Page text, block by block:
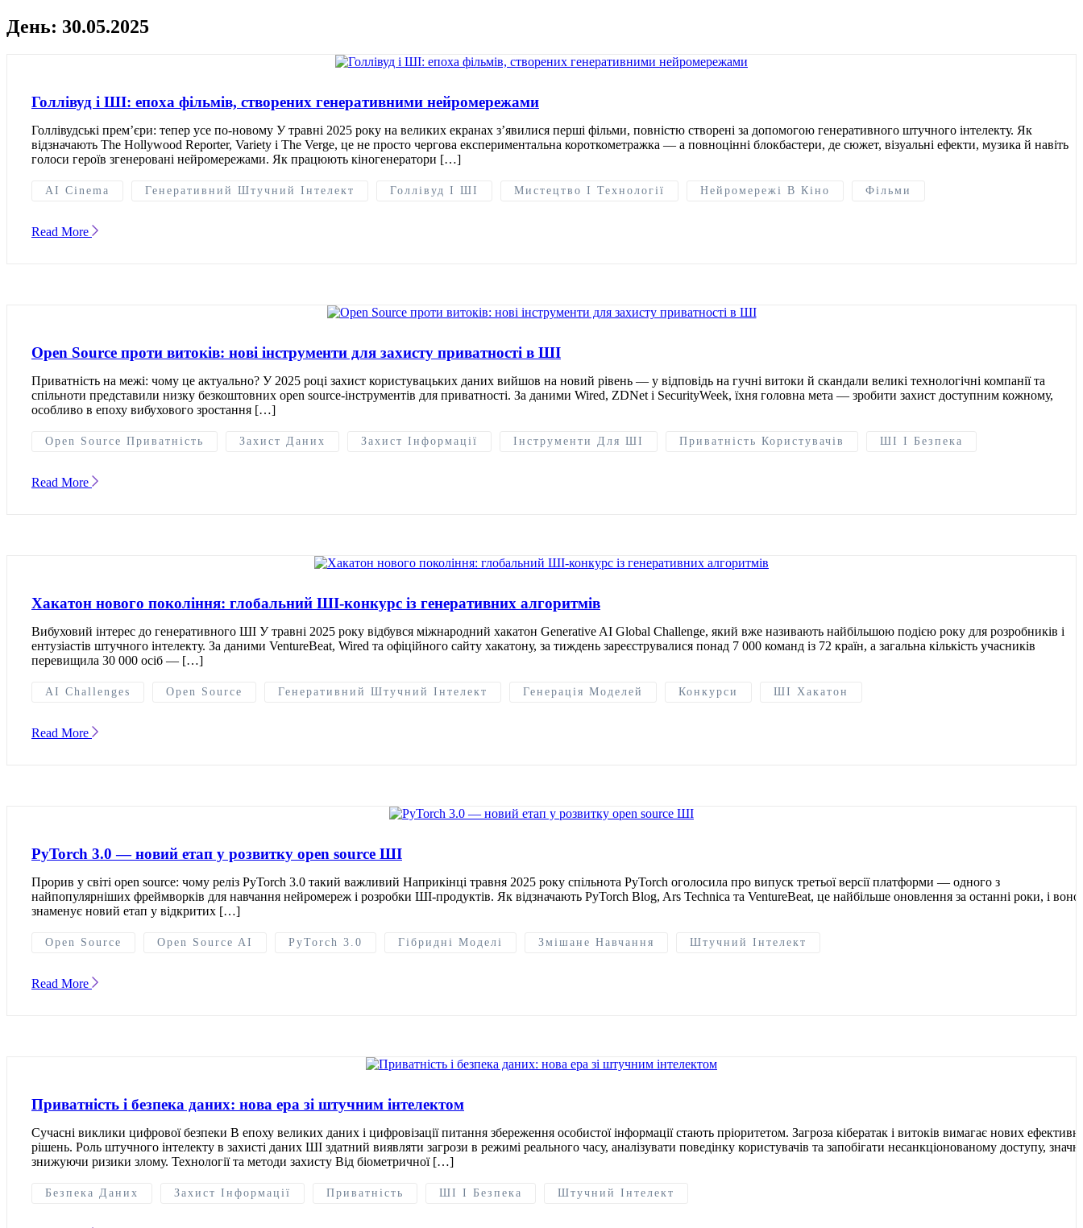
День: 30.05.2025
Голлівуд і ШІ: епоха фільмів, створених генеративними нейромережами
Голлівудські прем’єри: тепер усе по-новому У травні 2025 року на великих екранах з’явилися перші фільми, повністю створені за допомогою генеративного штучного інтелекту. Як
відзначають The Hollywood Reporter, Variety і The Verge, це не просто чергова експериментальна короткометражка — а повноцінні блокбастери, де сюжет, візуальні ефекти, музика й навіть
голоси героїв згенеровані нейромережами. Як працюють кіногенератори […]
AI Cinema Генеративний Штучний Інтелект Голлівуд І ШІ Мистецтво І Технології Нейромережі В Кіно Фільми
Read More
Open Source проти витоків: нові інструменти для захисту приватності в ШІ
Приватність на межі: чому це актуально? У 2025 році захист користувацьких даних вийшов на новий рівень — у відповідь на гучні витоки й скандали великі технологічні компанії та
спільноти представили низку безкоштовних open source-інструментів для приватності. За даними Wired, ZDNet і SecurityWeek, їхня головна мета — зробити захист доступним кожному,
особливо в епоху вибухового зростання […]
Open Source Приватність Захист Даних Захист Інформації Інструменти Для ШІ Приватність Користувачів ШІ І Безпека
Read More
Хакатон нового покоління: глобальний ШІ-конкурс із генеративних алгоритмів
Вибуховий інтерес до генеративного ШІ У травні 2025 року відбувся міжнародний хакатон Generative AI Global Challenge, який вже називають найбільшою подією року для розробників і
ентузіастів штучного інтелекту. За даними VentureBeat, Wired та офіційного сайту хакатону, за тиждень зареєструвалися понад 7 000 команд із 72 країн, а загальна кількість учасників
перевищила 30 000 осіб — […]
AI Challenges Open Source Генеративний Штучний Інтелект Генерація Моделей Конкурси ШІ Хакатон
Read More
PyTorch 3.0 — новий етап у розвитку open source ШІ
Прорив у світі open source: чому реліз PyTorch 3.0 такий важливий Наприкінці травня 2025 року спільнота PyTorch оголосила про випуск третьої версії платформи — одного з
найпопулярніших фреймворків для навчання нейромереж і розробки ШІ-продуктів. Як відзначають PyTorch Blog, Ars Technica та VentureBeat, це найбільше оновлення за останні роки, і воно
знаменує новий етап у відкритих […]
Open Source Open Source AI PyTorch 3.0 Гібридні Моделі Змішане Навчання Штучний Інтелект
Read More
Приватність і безпека даних: нова ера зі штучним інтелектом
Сучасні виклики цифрової безпеки В епоху великих даних і цифровізації питання збереження особистої інформації стають пріоритетом. Загроза кібератак і витоків вимагає нових
рішень. Роль штучного інтелекту в захисті даних ШІ здатний виявляти загрози в режимі реального часу, аналізувати поведінку користувачів та запобігати несанкціонованому доступу,
знижуючи ризики злому. Технології та методи захисту Від біометричної […]
Безпека Даних Захист Інформації Приватність ШІ І Безпека Штучний Інтелект